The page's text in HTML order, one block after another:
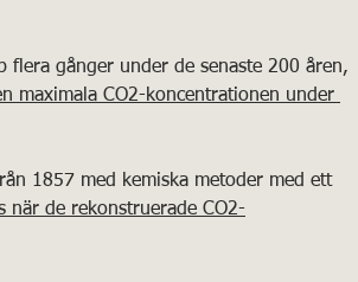
maximala CO2-koncentrationen under
när de rekonstruerade CO2-